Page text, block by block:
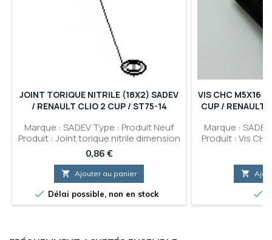
JOINT TORIQUE NITRILE (18X2) SADEV
/ RENAULT CLIO 2 CUP / ST75-14
Marque : SADEV Type : Produit Neuf
Produit : Joint torique nitrile dimension
: 18x2 - BV séquentielle pour Renault
Clio 2 CUP (Avec SADEV ST75-14) -
Référence : 020133 - Référence
Renault Sport : 01 00 201 033
Prix
0,86 €
 Ajouter au panier
 Délai possible, non en stock
VIS CHC M5X16
CUP / RENAULT
Marque :
Produit : Vis
ST75-14) -
Référence
268

